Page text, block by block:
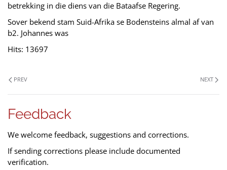
betrekking in die diens van die Bataafse Regering.
Sover bekend stam Suid-Afrika se Bodensteins almal af van
b2. Johannes was
Hits: 13697
PREV NEXT
Feedback
We welcome feedback, suggestions and corrections.
If sending corrections please include documented
verification.